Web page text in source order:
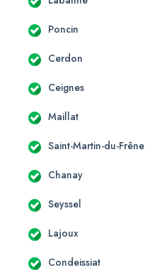
Poncin
Cerdon
Ceignes
Maillat
Saint-Martin-du-Frêne
Chanay
Seyssel
Lajoux
Condeissiat